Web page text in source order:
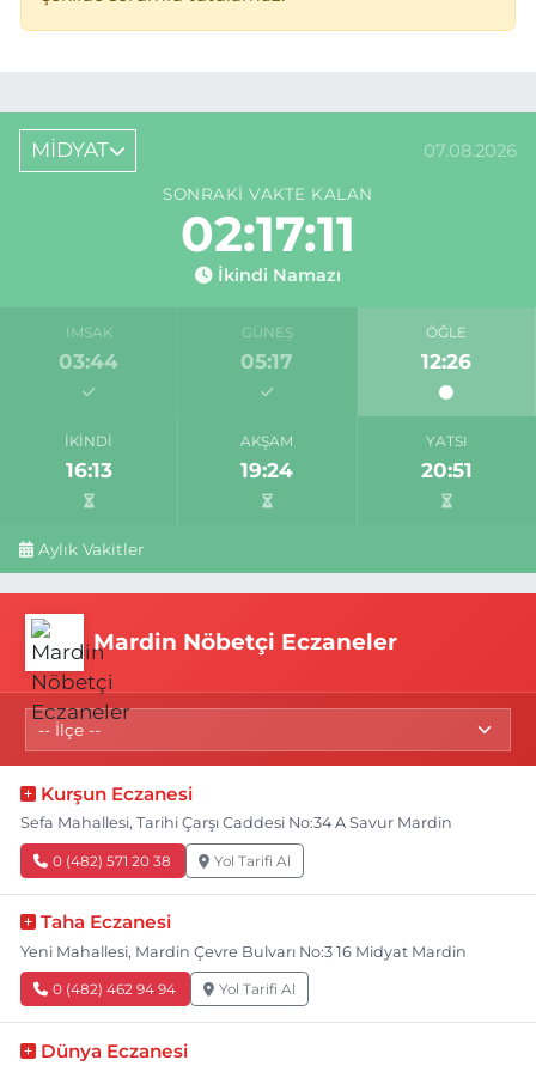
MİDYAT 07.08.2026
SONRAKI VAKTE KALAN
02:17:11
İkindi Namazı
İMSAK
03:44
GÜNEŞ
05:17
ÖĞLE
12:26
İKINDI
16:13
AKŞAM
19:24
YATSI
20:51
Aylık Vakitler
Mardin Nöbetçi Eczaneler
Kurşun Eczanesi
Sefa Mahallesi, Tarihi Çarşı Caddesi No:34 A Savur Mardin
0 (482) 571 20 38 Yol Tarifi Al
Taha Eczanesi
Yeni Mahallesi, Mardin Çevre Bulvarı No:3 16 Midyat Mardin
0 (482) 462 94 94 Yol Tarifi Al
Dünya Eczanesi